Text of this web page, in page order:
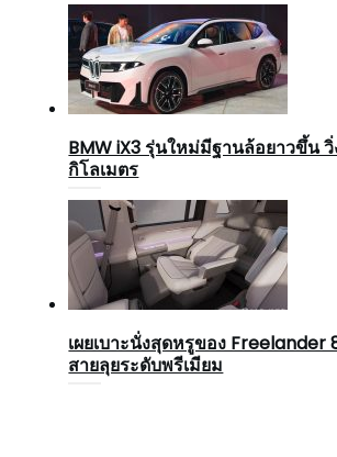
BMW iX3 รุ่นใหม่มีฐานล้อยาวขึ้น วิ่
กิโลเมตร
เผยเบาะนั่งสุดหรูของ Freelander
สายลุยระดับพรีเมียม